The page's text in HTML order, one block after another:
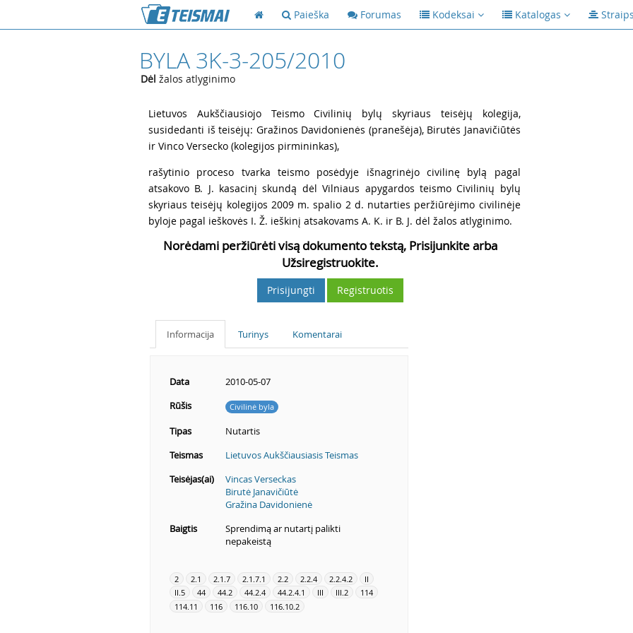
Paieška Forumas Kodeksai Katalogas
BYLA 3K-3-205/2010
Dėl žalos atlyginimo
Lietuvos Aukščiausiojo Teismo Civilinių bylų skyriaus teisėjų kolegija,
susidedanti iš teisėjų: Gražinos Davidonienės (pranešėja), Birutės Janavičiūtės
ir Vinco Versecko (kolegijos pirmininkas),
rašytinio proceso tvarka teismo posėdyje išnagrinėjo civilinę bylą pagal
atsakovo B. J. kasacinį skundą dėl Vilniaus apygardos teismo Civilinių bylų
skyriaus teisėjų kolegijos 2009 m. spalio 2 d. nutarties peržiūrėjimo civilinėje
byloje pagal ieškovės I. Ž. ieškinį atsakovams A. K. ir B. J. dėl žalos atlyginimo.
Norėdami peržiūrėti visą dokumento tekstą, Prisijunkite arba
Užsiregistruokite.
Prisijungti Registruotis
Informacija Turinys Komentarai
Data
2010-05-07
Rūšis
Civilinė byla
Tipas
Nutartis
Teismas
Lietuvos Aukščiausiasis Teismas
Teisėjas(ai)
Vincas Verseckas
Birutė Janavičiūtė
Gražina Davidonienė
Baigtis
Sprendimą ar nutartį palikti
nepakeistą
2 2.1 2.1.7 2.1.7.1 2.2 2.2.4 2.2.4.2
II
II.5
44 44.2 44.2.4 44.2.4.1 III III.2
114
114.11
116 116.10 116.10.2